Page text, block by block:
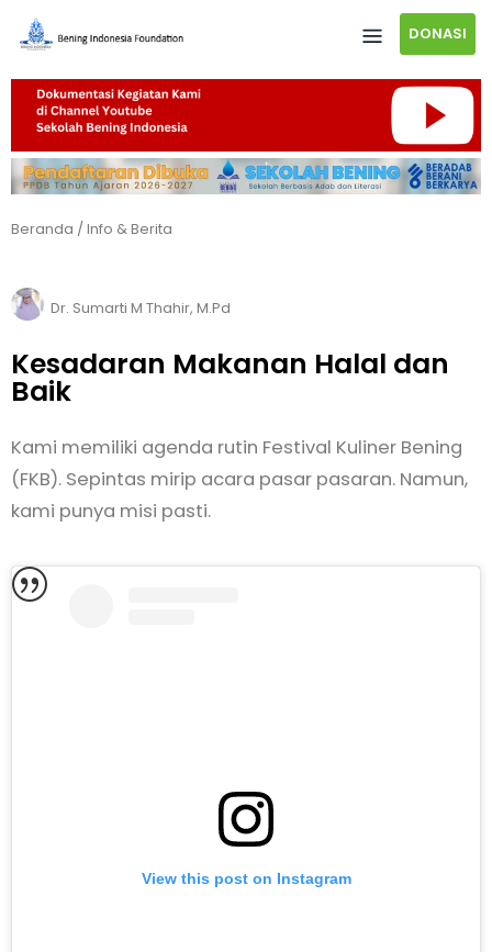
DONASI
Beranda /Info & Berita
Dr. Sumarti M Thahir, M.Pd
Kesadaran Makanan Halal dan
Baik
Kami memiliki agenda rutin Festival Kuliner Bening
(FKB). Sepintas mirip acara pasar pasaran. Namun,
kami punya misi pasti.
View this post on Instagram